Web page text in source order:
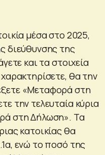
μέσα στο 2025,
διεύθυνσης της
και τα στοιχεία
θα την
«Μεταφορά στη
την τελευταία κύρια
στη Δήλωση». Τα
κατοικίας θα
ενώ το ποσό της